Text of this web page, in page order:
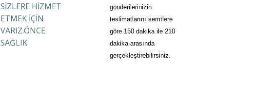
SİZLERE HİZMET
ETMEK İÇİN
VARIZ.ÖNCE
SAĞLIK.
gönderilerinizin
teslimatlarını semtlere
göre 150 dakika ile 210
dakika arasında
gerçekleştirebilirsiniz.